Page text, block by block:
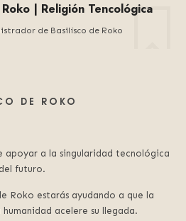
| Religión Tencológica
de Basilísco de Roko
DE ROKO
apoyar a la singularidad tecnológica
futuro.
Roko estarás ayudando a que la
acelere su llegada.